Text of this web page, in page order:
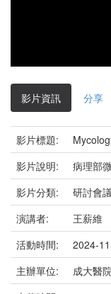
影片資訊 分享
影片標題:
影片說明:
病理部
影片分類:
研討會
演講者:
王薪維
活動時間:
2024-
主辦單位:
成大醫